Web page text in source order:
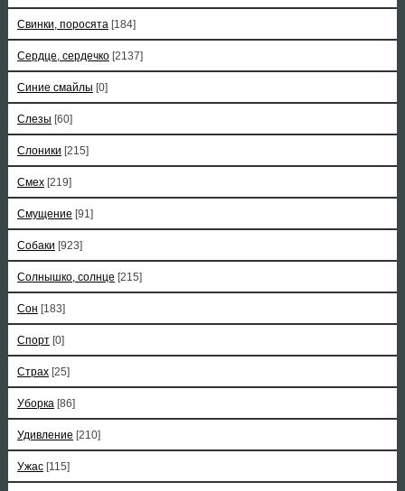
Свинки, поросята [184]
Сердце, сердечко [2137]
Синие смайлы [0]
Слезы [60]
Слоники [215]
Смех [219]
Смущение [91]
Собаки [923]
Солнышко, солнце [215]
Сон [183]
Спорт [0]
Страх [25]
Уборка [86]
Удивление [210]
Ужас [115]